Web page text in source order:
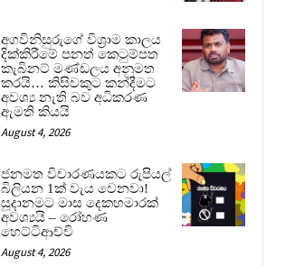
අගවිනිසුරුගේ විශ්‍රාම කාලය
දික්කිරීමේ පනත් කෙටුම්පත
කැබිනට් මණ්ඩලය අනුමත
කරයි… කිසිවකුට කන්දීමට
අවශ්‍ය නැති බව අධිකරණ
ඇමති කියයි
August 4, 2026
ජනමත විචාරණයකට රුපියල්
බිලියන 1ක් වැය වෙනවා!
සූදානමට මාස දෙකහමාරක්
අවශ්‍යයි – රෝහණ
හෙට්ටිආච්චි
August 4, 2026